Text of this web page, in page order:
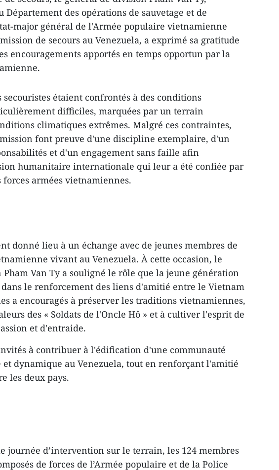
des opérations de sauvetage et de
major général de l'Armée populaire vietnamienne
de secours au Venezuela, a exprimé sa gratitude
encouragements apportés en temps opportun par la
étaient confrontés à des conditions
difficiles, marquées par un terrain
climatiques extrêmes. Malgré ces contraintes,
font preuve d'une discipline exemplaire, d'un
et d'un engagement sans faille afin
humanitaire internationale qui leur a été confiée par
armées vietnamiennes.
donné lieu à un échange avec de jeunes membres de
vivant au Venezuela. À cette occasion, le
Van Ty a souligné le rôle que la jeune génération
dans le renforcement des liens d'amitié entre le Vietnam
a encouragés à préserver les traditions vietnamiennes,
des « Soldats de l'Oncle Hô » et à cultiver l'esprit de
et d'entraide.
à contribuer à l'édification d'une communauté
dynamique au Venezuela, tout en renforçant l'amitié
les deux pays.
journée d’intervention sur le terrain, les 124 membres
de forces de l’Armée populaire et de la Police